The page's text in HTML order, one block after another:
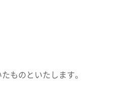
ものといたします。